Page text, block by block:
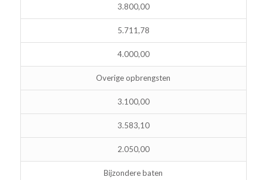
3.800,00
5.711,78
4.000,00
Overige opbrengsten
3.100,00
3.583,10
2.050,00
Bijzondere baten